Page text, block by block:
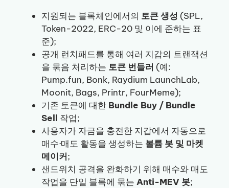
지원되는 블록체인에서의 토큰 생성 (SPL,
Token-2022, ERC-20 및 이에 준하는 표
준);
공개 런치패드를 통해 여러 지갑의 트랜잭션
을 묶음 처리하는 토큰 번들러 (예:
Pump.fun, Bonk, Raydium LaunchLab,
Moonit, Bags, Printr, FourMeme);
기존 토큰에 대한 Bundle Buy / Bundle
Sell 작업;
사용자가 자금을 충전한 지갑에서 자동으로
매수·매도 활동을 생성하는 볼륨 봇 및 마켓
메이커;
샌드위치 공격을 완화하기 위해 매수와 매도
작업을 단일 블록에 묶는 Anti-MEV 봇;